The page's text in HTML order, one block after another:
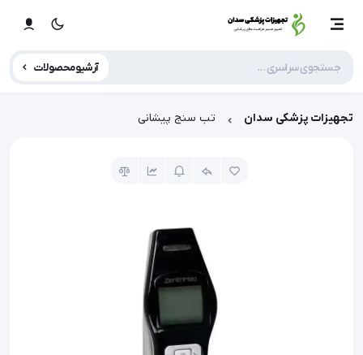
آرشیو محصولات
تجهیزات پزشکی سدان تب سنج پیشانی